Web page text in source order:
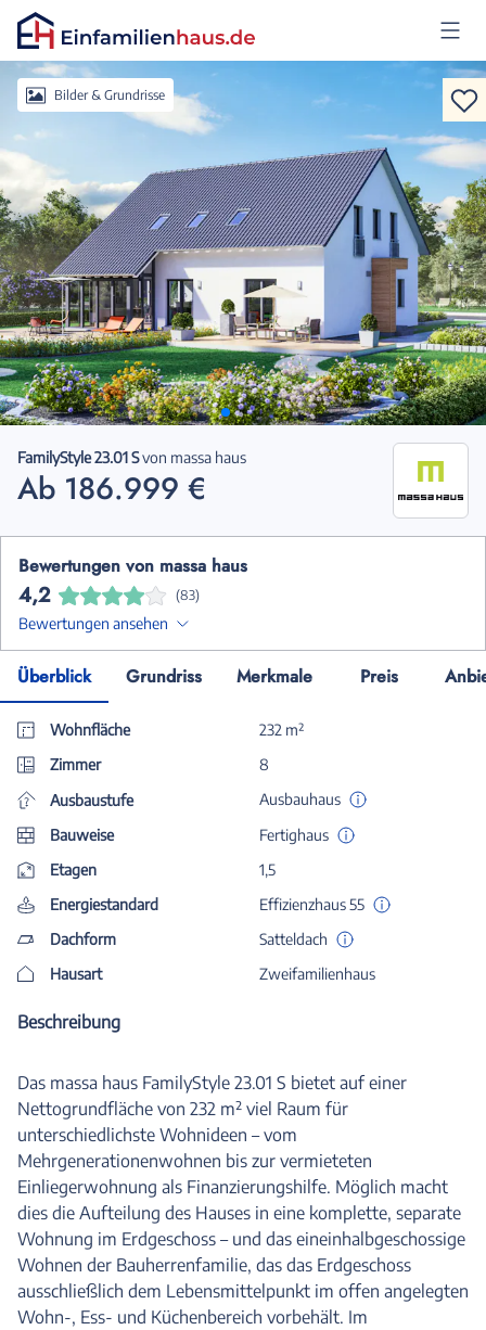
AnmeldenBilder & Grundrisse
FamilyStyle 23.01 Svon massa haus
Ab 186.999 €
Bewertungen von massa haus
4,2 (83)
Bewertungen ansehen
Überblick Grundriss Merkmale Preis
Wohnfläche
232 m²
Zimmer
8
Ausbaustufe
Ausbauhaus
Bauweise
Fertighaus
Etagen
1,5
Energiestandard
Effizienzhaus 55
Dachform
Satteldach
Hausart
Zweifamilienhaus
Beschreibung
Das massa haus FamilyStyle 23.01 S bietet auf einer
Nettogrundfläche von 232 m² viel Raum für
unterschiedlichste Wohnideen – vom
Mehrgenerationenwohnen bis zur vermieteten
Einliegerwohnung als Finanzierungshilfe. Möglich macht
dies die Aufteilung des Hauses in eine komplette, separate
Wohnung im Erdgeschoss – und das eineinhalbgeschossige
Wohnen der Bauherrenfamilie, das das Erdgeschoss
ausschließlich dem Lebensmittelpunkt im offen angelegten
Wohn-, Ess- und Küchenbereich vorbehält. Im